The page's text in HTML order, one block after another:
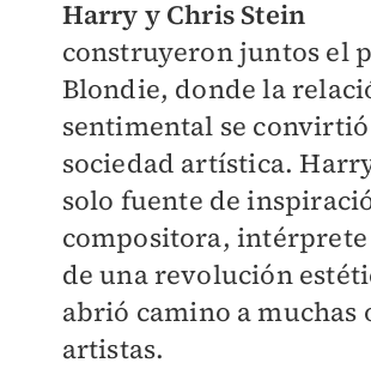
Harry y Chris Stein
construyeron juntos el
Blondie, donde la
sentimental se
sociedad artística.
solo fuente de
compositora,
de una revolución
abrió camino a muchas
artistas.